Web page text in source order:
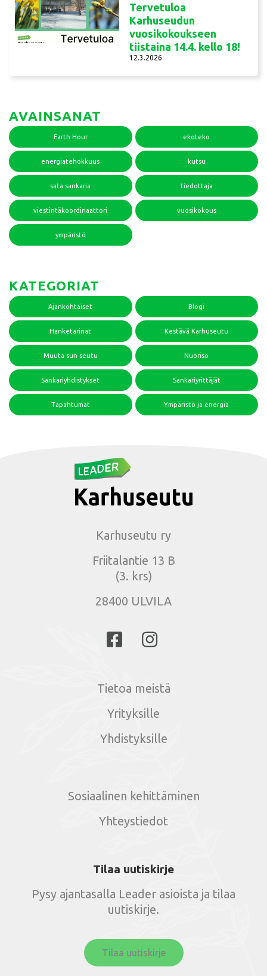
Tervetuloa
Karhuseudun
vuosikokoukseen
tiistaina 14.4. kello 18!
12.3.2026
AVAINSANAT
Earth Hour ekoteko
energiatehokkuus kutsu
sata sankaria tiedottaja
viestintäkoordinaattori vuosikokous
ympäristö
KATEGORIAT
Ajankohtaiset Blogi
Hanketarinat Kestävä Karhuseutu
Muuta sun seutu Nuoriso
Sankariyhdistykset Sankariyrittäjät
Tapahtumat Ympäristö ja energia
Karhuseutu ry
Friitalantie 13 B
(3. krs)
28400 ULVILA
Tietoa meistä
Yrityksille
Yhdistyksille
Sosiaalinen kehittäminen
Yhteystiedot
Tilaa uutiskirje
Pysy ajantasalla Leader asioista ja tilaa
uutiskirje.
Tilaa uutiskirje